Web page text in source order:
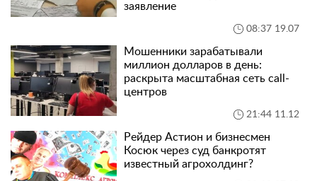
заявление
08:37 19.07
Мошенники зарабатывали
миллион долларов в день:
раскрыта масштабная сеть call-
центров
21:44 11.12
Рейдер Астион и бизнесмен
Косюк через суд банкротят
известный агрохолдинг?